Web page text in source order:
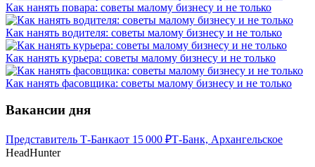
Как нанять повара: советы малому бизнесу и не только
Как нанять водителя: советы малому бизнесу и не только
Как нанять курьера: советы малому бизнесу и не только
Как нанять фасовщика: советы малому бизнесу и не только
Вакансии дня
Представитель Т-Банкаот 15 000 ₽Т-Банк, Архангельское
HeadHunter